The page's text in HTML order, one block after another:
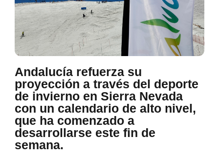
Andalucía refuerza su
proyección a través del deporte
de invierno en Sierra Nevada
con un calendario de alto nivel,
que ha comenzado a
desarrollarse este fin de
semana.